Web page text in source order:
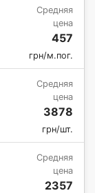
Средняя
цена
457
грн/м.пог.
Средняя
цена
3878
грн/шт.
Средняя
цена
2357